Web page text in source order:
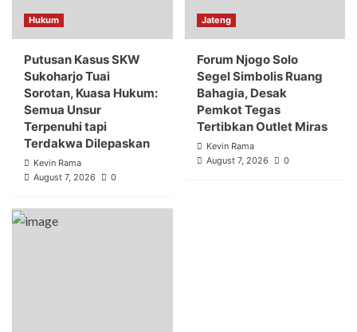
Hukum
Putusan Kasus SKW
Sukoharjo Tuai
Sorotan, Kuasa Hukum:
Semua Unsur
Terpenuhi tapi
Terdakwa Dilepaskan
Kevin Rama
August 7, 2026
0
Jateng
Forum Njogo Solo
Segel Simbolis Ruang
Bahagia, Desak
Pemkot Tegas
Tertibkan Outlet Miras
Kevin Rama
August 7, 2026
0